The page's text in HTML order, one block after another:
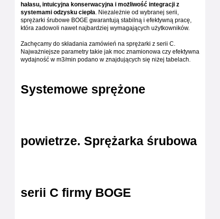
hałasu, intuicyjna konserwacyjna i możliwość integracji z
systemami odzysku ciepła . Niezależnie od wybranej serii,
sprężarki śrubowe BOGE gwarantują stabilną i efektywną pracę,
która zadowoli nawet najbardziej wymagających użytkowników.
Zachęcamy do składania zamówień na sprężarki z serii C.
Najważniejsze parametry takie jak moc znamionowa czy efektywna
wydajność w m3/min podano w znajdujących się niżej tabelach.
Systemowe sprężone
powietrze. Sprężarka śrubowa
serii C firmy BOGE